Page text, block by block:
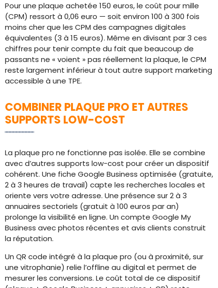
Pour une plaque achetée 150 euros, le coût pour mille
(CPM) ressort à 0,06 euro — soit environ 100 à 300 fois
moins cher que les CPM des campagnes digitales
équivalentes (3 à 15 euros). Même en divisant par 3 ces
chiffres pour tenir compte du fait que beaucoup de
passants ne « voient » pas réellement la plaque, le CPM
reste largement inférieur à tout autre support marketing
accessible à une TPE.
COMBINER PLAQUE PRO ET AUTRES
SUPPORTS LOW-COST
La plaque pro ne fonctionne pas isolée. Elle se combine
avec d’autres supports low-cost pour créer un dispositif
cohérent. Une fiche Google Business optimisée (gratuite,
2 à 3 heures de travail) capte les recherches locales et
oriente vers votre adresse. Une présence sur 2 à 3
annuaires sectoriels (gratuit à 100 euros par an)
prolonge la visibilité en ligne. Un compte Google My
Business avec photos récentes et avis clients construit
la réputation.
Un QR code intégré à la plaque pro (ou à proximité, sur
une vitrophanie) relie l’offline au digital et permet de
mesurer les conversions. Le coût total de ce dispositif